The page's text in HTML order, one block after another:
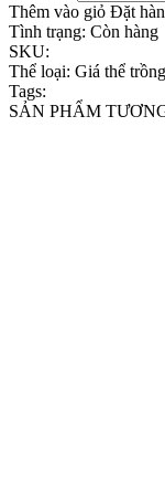
Thêm vào giỏ Đặt
Tình trạng: Còn hàng
SKU:
Thể loại: Giá thể
Tags:
SẢN PHẨM